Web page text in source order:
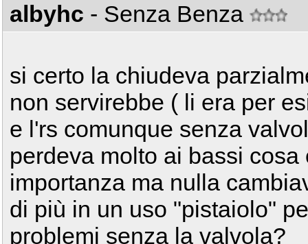
albyhc - Senza Benza
si certo la chiudeva
non servirebbe ( li era per
e l'rs comunque senza
perdeva molto ai bassi
importanza ma nulla
di più in un uso "pistaiolo"
problemi senza la valvola?